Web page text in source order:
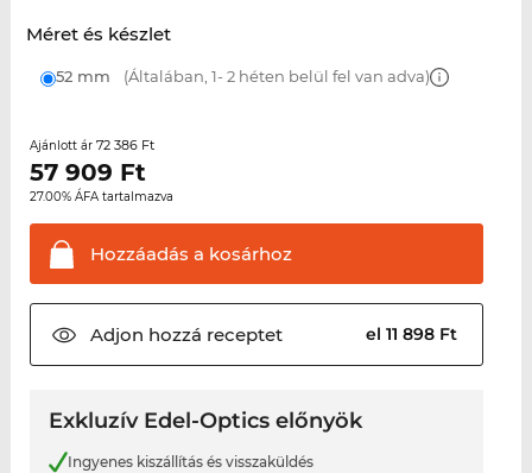
Méret és készlet
52 mm (Általában, 1- 2 héten belül fel van adva)
Ajánlott ár 72 386 Ft
57 909 Ft
27.00% ÁFA tartalmazva
Hozzáadás a kosárhoz
Adjon hozzá receptet el 11 898 Ft
Exkluzív Edel-Optics előnyök
Ingyenes kiszállítás és visszaküldés